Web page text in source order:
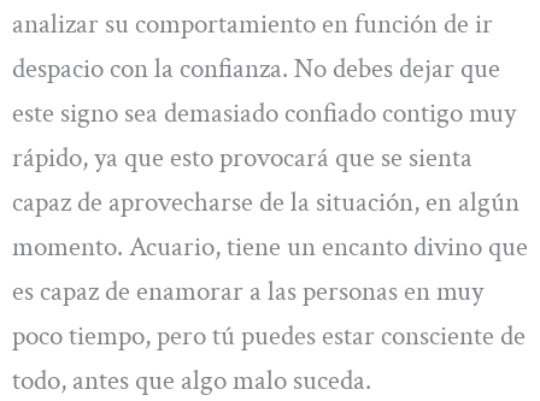
analizar su comportamiento en función de ir
despacio con la confianza. No debes dejar que
este signo sea demasiado confiado contigo muy
rápido, ya que esto provocará que se sienta
capaz de aprovecharse de la situación, en algún
momento. Acuario, tiene un encanto divino que
es capaz de enamorar a las personas en muy
poco tiempo, pero tú puedes estar consciente de
todo, antes que algo malo suceda.